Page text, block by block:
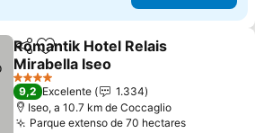
PartilharAdicionar aos favoritos
Romantik Hotel Relais
Mirabella Iseo
4 Estrelas
9,2 Excelente
1.334
Iseo, a 10.7 km de Coccaglio
Parque extenso de 70 hectares